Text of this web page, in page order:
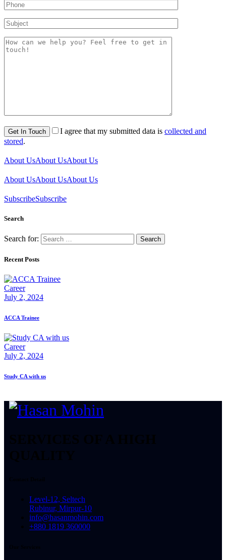
I agree that my submitted data is collected and
stored.
About UsAbout UsAbout Us
About UsAbout UsAbout Us
SubscribeSubscribe
Search
Search for:
Recent Posts
Career
July 2, 2024
ACCA Trainee
Career
July 2, 2024
Study CA with us
Level-12, Seltech
Rubinur, Mirpur-10
info@hasanmohin.com
+880 1819 360000